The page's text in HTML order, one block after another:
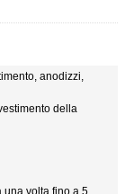
anodizzi,
della
una volta fino a 5